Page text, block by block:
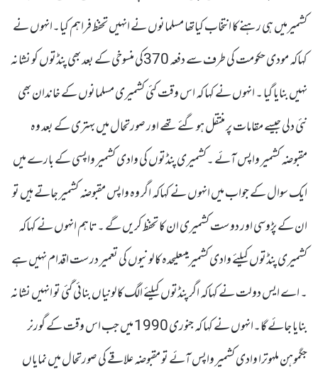
کشمیرمیں ہی رہنے کا انتخاب کیاتھا مسلمانوں نے انہیں تحفظ فراہم کیا۔انہوں نے
کہاکہ مودی حکومت کی طرف سے دفعہ 370کی منسوخی کے بعد بھی پنڈتوں کو نشانہ
نہیں بنایا گیا ۔ انہوں نے کہا کہ اس وقت کئی کشمیری مسلمانوں کے خاندان بھی
نئی دلی جیسے مقامات پر منتقل ہو گئے تھے اور صورتحال میں بہتری کے بعد وہ
مقبوضہ کشمیر واپس آئے ۔کشمیری پنڈتوں کی وادی کشمیر واپسی کے بارے میں
ایک سوال کے جواب میں انہوں نے کہاکہ اگر وہ واپس مقبوضہ کشمیر جاتے ہیں تو
ان کے پڑوسی اور دوست کشمیری ان کا تحفظ کریں گے ۔ تاہم انہوں نے کہاکہ
کشمیری پنڈتوں کیلئے وادی کشمیرمیںعلیحدہ کالونیوں کی تعمیر درست اقدام نہیں ہے
۔ اے ایس دولت نے کہاکہ اگر پنڈتوں کیلئے الگ کالونیاں بنائی گئی تو انہیں نشانہ
بنایا جائے گا۔انہوں نے کہا کہ جنوری 1990 میں جب اس وقت کے گورنر
جگموہن ملہوترا وادی کشمیر واپس آئے تو مقبوضہ علاقے کی صورتحال میں نمایاں